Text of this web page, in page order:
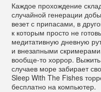
Каждое прохождение
случайной генерации
везет с припасами, в
к которым просто не
медитативную дневную
и внезапными
вообще-то хоррор.
случаев море забирает
Sleep With The Fishes
бесплатно на компьютер.